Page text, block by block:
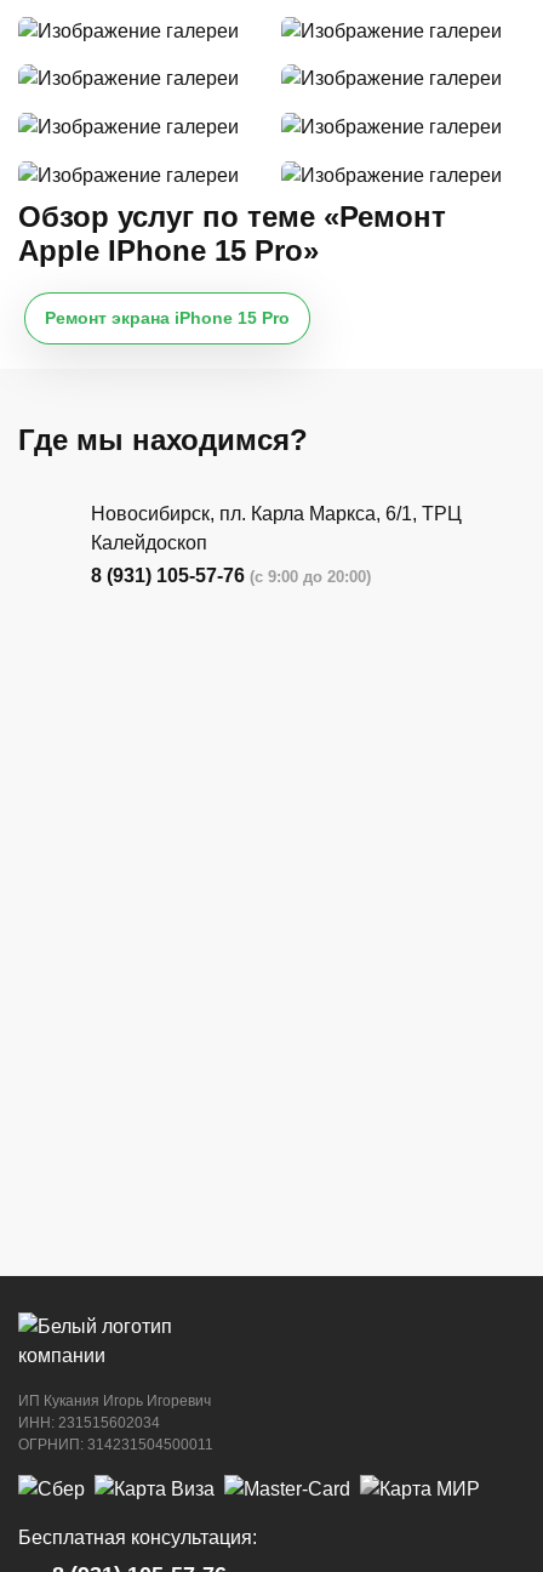
Обзор услуг по теме «Ремонт
Apple IPhone 15 Pro»
Ремонт экрана iPhone 15 Pro
Где мы находимся?
Новосибирск, пл. Карла Маркса, 6/1, ТРЦ
Калейдоскоп
8 (931) 105-57-76 (с 9:00 до 20:00)
ИП Кукания Игорь Игоревич
ИНН: 231515602034
ОГРНИП: 314231504500011
Бесплатная консультация: